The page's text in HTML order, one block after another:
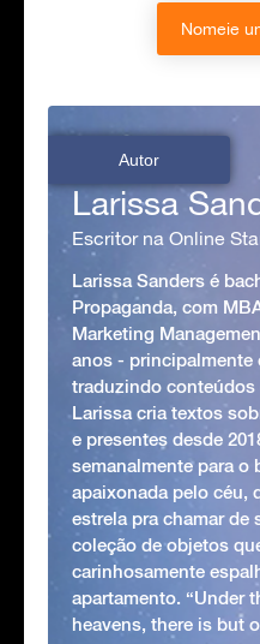
Nomeie
Autor
Larissa
Escritor na Online
Larissa Sanders é
Propaganda, com
Marketing
anos - principalmente
traduzindo conteúdos
Larissa cria textos
e presentes desde
semanalmente para o
apaixonada pelo céu,
estrela pra chamar de
coleção de objetos
carinhosamente
apartamento. “Under
heavens, there is but